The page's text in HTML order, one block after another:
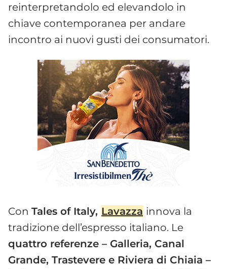
reinterpretandolo ed elevandolo in
chiave contemporanea per andare
incontro ai nuovi gusti dei consumatori.
Con Tales of Italy, Lavazza innova la
tradizione dell’espresso italiano. Le
quattro referenze – Galleria, Canal
Grande, Trastevere e Riviera di Chiaia –